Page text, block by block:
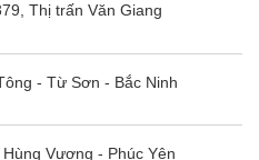
Thị trấn Văn Giang
- Từ Sơn - Bắc Ninh
Vương - Phúc Yên